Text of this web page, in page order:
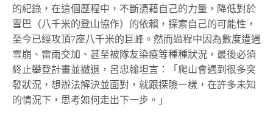
的紀錄，在這個歷程中，不斷憑藉自己的力量，降低對於
雪巴（八千米的登山協作）的依賴，探索自己的可能性，
至今已經攻頂7座八千米的巨峰。然而過程中因為數度遭遇
雪崩、雷雨交加、甚至被隊友染疫等種種狀況，最後必須
終止攀登計畫並撤退，呂忠翰坦言：「爬山會遇到很多突
發狀況，想辦法解決並面對，就跟探險一樣，在許多未知
的情況下，思考如何走出下一步。」